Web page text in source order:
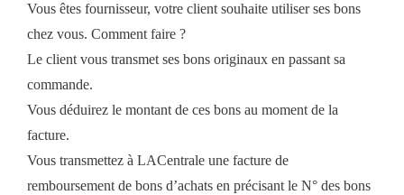
Vous êtes fournisseur, votre client souhaite utiliser ses bons
chez vous. Comment faire ?
Le client vous transmet ses bons originaux en passant sa
commande.
Vous déduirez le montant de ces bons au moment de la
facture.
Vous transmettez à LACentrale une facture de
remboursement de bons d’achats en précisant le N° des bons